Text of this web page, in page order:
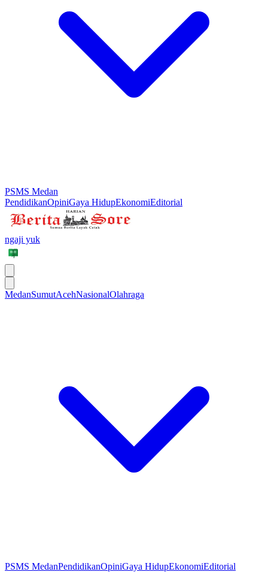
PSMS Medan
PendidikanOpiniGaya HidupEkonomiEditorial
ngaji yuk
MedanSumutAcehNasionalOlahraga
PSMS MedanPendidikanOpiniGaya HidupEkonomiEditorial